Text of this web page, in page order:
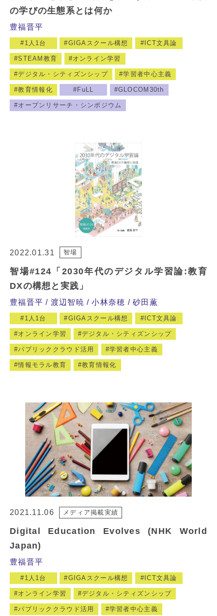
の学びの生態系とは何か
豊福晋平
1人1台 GIGAスクール構想 ICT文具論
STEAM教育 オンライン学習
デジタル・シティズンシップ 学習者中心主義
教育情報化 FuLL GLOCOM30th
オープンリサーチ・シンポジウム
2022.01.31 智場
智場#124「2030年代のデジタル学習論:教育
DXの構想と実践」
豊福晋平 渡辺智暁 小林奈穂 砂田薫
1人1台 GIGAスクール構想 ICT文具論
オンライン学習 デジタル・シティズンシップ
パブリッククラウド活用 学習者中心主義
情報モラル教育 教育情報化
2021.11.06 メディア掲載実績
Digital Education Evolves (NHK World
Japan)
豊福晋平
1人1台 GIGAスクール構想 ICT文具論
オンライン学習 デジタル・シティズンシップ
パブリッククラウド活用 学習者中心主義